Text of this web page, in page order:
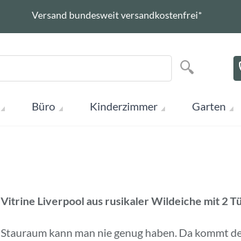
Versand bundesweit versandkostenfrei*
Suche
Suche
Büro Kinderzimmer Garten
Vitrine Liverpool aus rusikaler Wildeiche mit 2
Stauraum kann man nie genug haben. Da kommt